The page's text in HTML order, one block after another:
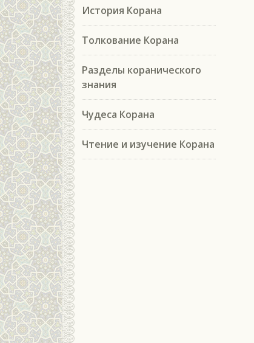
История Корана
Толкование Корана
Разделы коранического
знания
Чудеса Корана
Чтение и изучение Корана